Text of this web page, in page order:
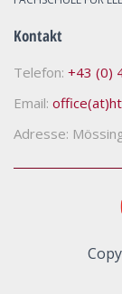
Kontakt
Telefon: +43 (0)
Email:
Adresse: